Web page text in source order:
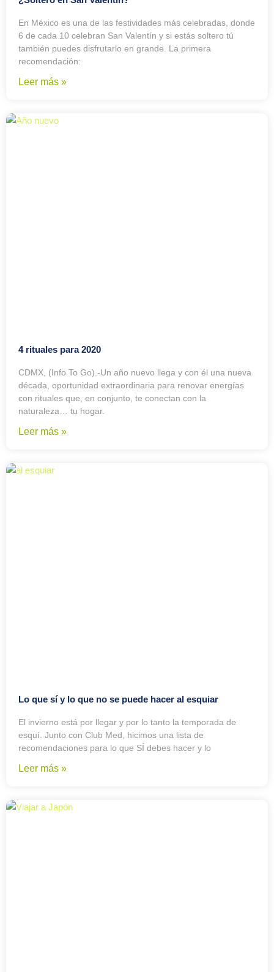
En México es una de las festividades más celebradas, donde
6 de cada 10 celebran San Valentín y si estás soltero tú
también puedes disfrutarlo en grande. La primera
recomendación:
Leer más »
4 rituales para 2020
CDMX, (Info To Go).-Un año nuevo llega y con él una nueva
década, oportunidad extraordinaria para renovar energías
con rituales que, en conjunto, te conectan con la
naturaleza… tu hogar.
Leer más »
Lo que sí y lo que no se puede hacer al esquiar
El invierno está por llegar y por lo tanto la temporada de
esquí. Junto con Club Med, hicimos una lista de
recomendaciones para lo que SÍ debes hacer y lo
Leer más »